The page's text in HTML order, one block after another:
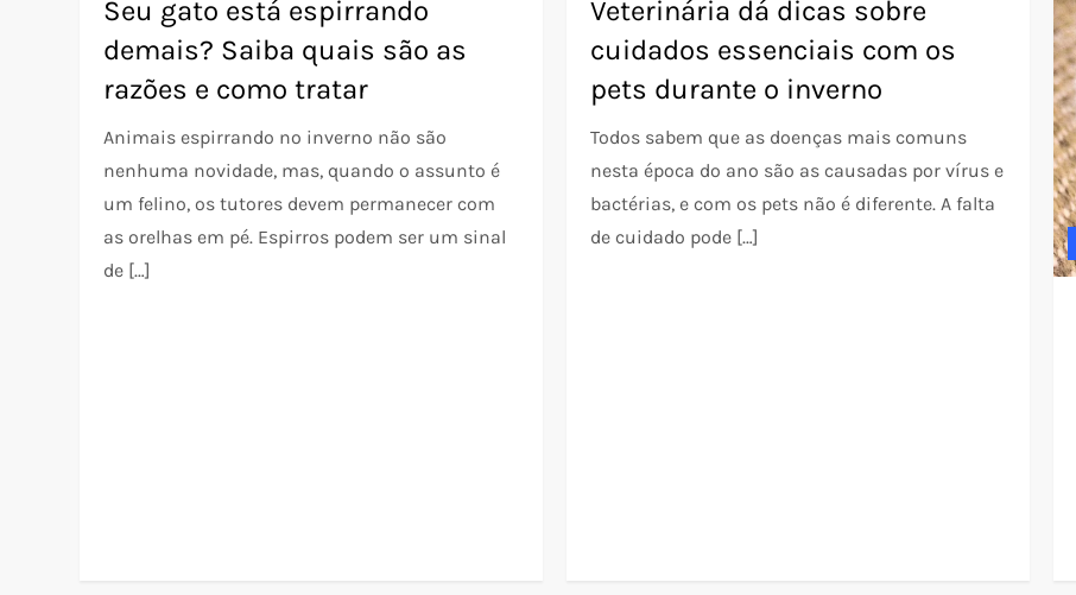
Seu gato está espirrando
demais? Saiba quais são as
razões e como tratar
Animais espirrando no inverno não são
nenhuma novidade, mas, quando o assunto é
um felino, os tutores devem permanecer com
as orelhas em pé. Espirros podem ser um sinal
de […]
Veterinária dá dicas sobre
cuidados essenciais com os
pets durante o inverno
Todos sabem que as doenças mais comuns
nesta época do ano são as causadas por vírus e
bactérias, e com os pets não é diferente. A falta
de cuidado pode […]